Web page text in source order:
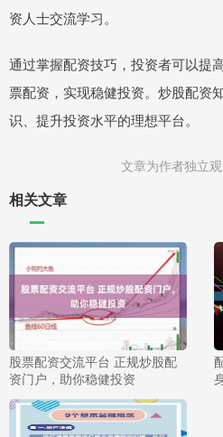
资人士交流学习。
通过掌握配资技巧，投资者可以提
票配资，实现稳健投资。炒股配资
识、提升投资水平的理想平台。
文章为作者独立
相关文章
股票配资交流平台 正规炒股配
资门户，助你稳健投资